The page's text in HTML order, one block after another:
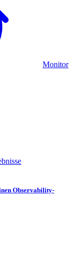
Monitor
Observability-